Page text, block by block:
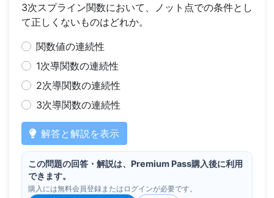
3次スプライン関数において、ノット点での条件とし
て正しくないものはどれか。
関数値の連続性
1次導関数の連続性
2次導関数の連続性
3次導関数の連続性
解答と解説を表示
この問題の回答・解説は、Premium Pass購入後に利用
できます。
購入には無料会員登録またはログインが必要です。